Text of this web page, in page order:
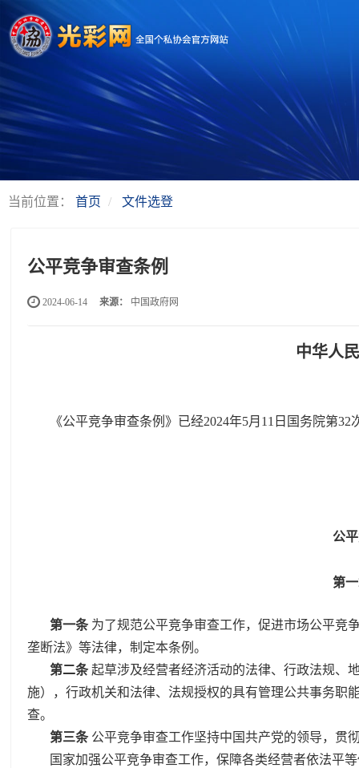
当前位置： 首页 文件选登
公平竞争审查条例
2024-06-14 来源： 中国政府网
中华人
《公平竞争审查条例》已经2024年5月11日国务院第
公
第
第一条 为了规范公平竞争审查工作，促进市场公平竞
垄断法》等法律，制定本条例。
第二条 起草涉及经营者经济活动的法律、行政法规、
施），行政机关和法律、法规授权的具有管理公共事务职
查。
第三条 公平竞争审查工作坚持中国共产党的领导，贯
国家加强公平竞争审查工作，保障各类经营者依法平